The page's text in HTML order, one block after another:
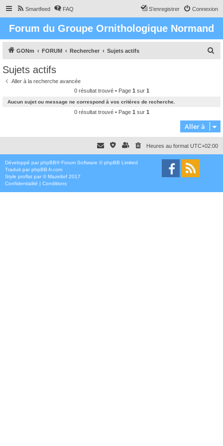
Smartfeed FAQ Connexion
S’enregistrer
Forum du Groupe Ornithologique Normand
GONm FORUM Rechercher Sujets actifs
c
h
e
Sujets actifs
Aller à la recherche avancée
0 résultat trouvé • Page 1 sur 1
Aucun sujet ou message ne correspond à vos critères de recherche.
0 résultat trouvé • Page 1 sur 1
Aller à
Heures au format UTC+02:00
Développé par phpBB® Forum Software © phpBB Limited
Traduit par phpBB-fr.com
Style proflat par ©Mazeltof 2017
Confidentialité | Conditions